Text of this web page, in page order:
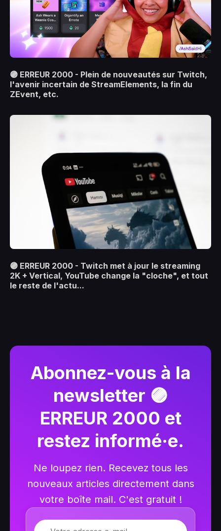
🟣 ERREUR 2000 - Plein de nouveautés sur Twitch,
l'avenir incertain de StreamElements, la fin du
ZEvent, etc.
🟣 ERREUR 2000 - Twitch met à jour le streaming
2K + Vertical, YouTube change la "cloche", et tout
le reste de l'actu...
Abonnez-vous à la
newsletter 🟣
ERREUR 2000 et
restez informé·e.
Ne loupez rien. Recevez tous les
nouveaux articles directement dans
votre boîte mail. C'est gratuit !
E-mail